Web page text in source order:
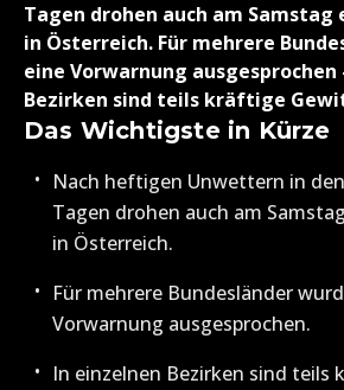
Tagen drohen auch am
in Österreich. Für mehrere
eine Vorwarnung ausgesprochen
Bezirken sind teils kräftige
Das Wichtigste in Kürze
Nach heftigen Unwettern in
Tagen drohen auch am
in Österreich.
Für mehrere Bundesländer
Vorwarnung ausgesprochen.
In einzelnen Bezirken sind